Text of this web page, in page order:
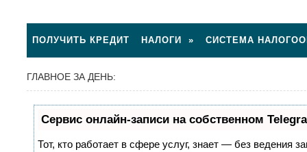
ПОЛУЧИТЬ КРЕДИТ НАЛОГИ » СИСТЕМА
ГЛАВНОЕ ЗА ДЕНЬ:
Сервис онлайн-записи на собственном
Тот, кто работает в сфере услуг, знает — без ведения